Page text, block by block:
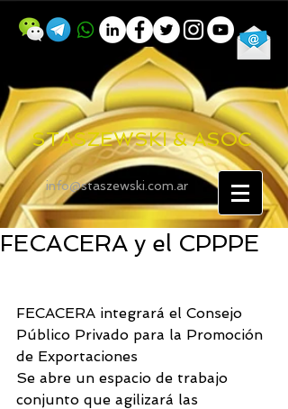
STASZEWSKI & ASOC
info@staszewski.com.ar
FECACERA y el CPPPE
FECACERA integrará el Consejo
Público Privado para la Promoción
de Exportaciones
Se abre un espacio de trabajo
conjunto que agilizará las